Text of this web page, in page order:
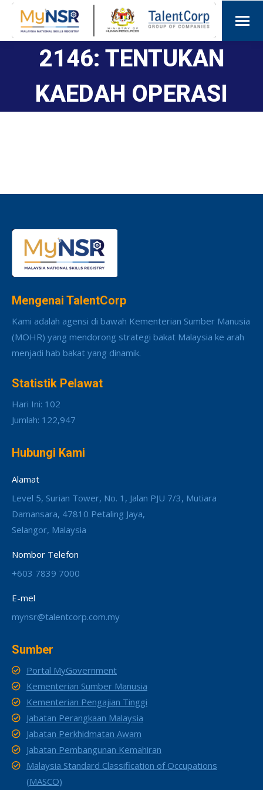
2146: TENTUKAN
KAEDAH OPERASI
Mengenai TalentCorp
Kami adalah agensi di bawah Kementerian Sumber Manusia
(MOHR) yang mendorong strategi bakat Malaysia ke arah
menjadi hab bakat yang dinamik.
Statistik Pelawat
Hari Ini: 102
Jumlah: 122,947
Hubungi Kami
Alamat
Level 5, Surian Tower, No. 1, Jalan PJU 7/3, Mutiara
Damansara, 47810 Petaling Jaya,
Selangor, Malaysia
Nombor Telefon
+603 7839 7000
E-mel
mynsr@talentcorp.com.my
Sumber
Portal MyGovernment
Kementerian Sumber Manusia
Kementerian Pengajian Tinggi
Jabatan Perangkaan Malaysia
Jabatan Perkhidmatan Awam
Jabatan Pembangunan Kemahiran
Malaysia Standard Classification of Occupations
(MASCO)